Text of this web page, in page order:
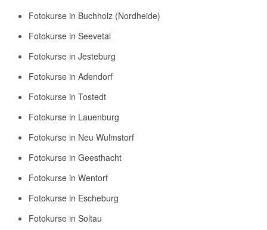
Fotokurse in Buchholz (Nordheide)
Fotokurse in Seevetal
Fotokurse in Jesteburg
Fotokurse in Adendorf
Fotokurse in Tostedt
Fotokurse in Lauenburg
Fotokurse in Neu Wulmstorf
Fotokurse in Geesthacht
Fotokurse in Wentorf
Fotokurse in Escheburg
Fotokurse in Soltau